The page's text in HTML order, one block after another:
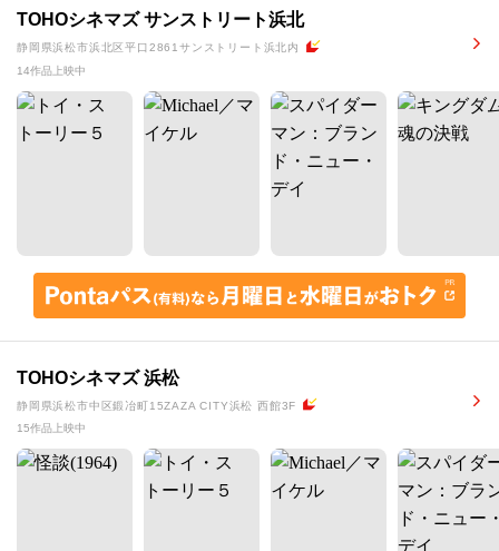
TOHOシネマズ サンストリート浜北
静岡県浜松市浜北区平口2861サンストリート浜北内
14作品上映中
TOHOシネマズ 浜松
静岡県浜松市中区鍛冶町15ZAZA CITY浜松 西館3F
15作品上映中